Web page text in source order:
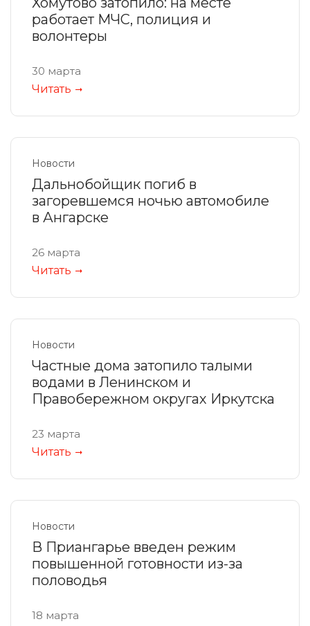
работает МЧС, полиция и
волонтеры
30 марта
Читать
Новости
Дальнобойщик погиб в
загоревшемся ночью автомобиле
в Ангарске
26 марта
Читать
Новости
Частные дома затопило талыми
водами в Ленинском и
Правобережном округах Иркутска
23 марта
Читать
Новости
В Приангарье введен режим
повышенной готовности из-за
половодья
18 марта